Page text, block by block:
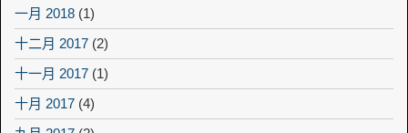
一月 2018 (1)
十二月 2017 (2)
十一月 2017 (1)
十月 2017 (4)